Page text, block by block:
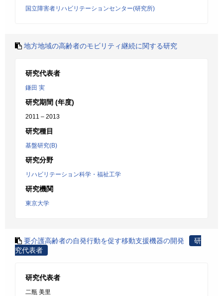
国立障害者リハビリテーションセンター(研究所)
地方地域の高齢者のモビリティ継続に関する研究
研究代表者
鎌田 実
研究期間 (年度)
2011 – 2013
研究種目
基盤研究(B)
研究分野
リハビリテーション科学・福祉工学
研究機関
東京大学
要介護高齢者の自発行動を促す移動支援機器の開発
研
究代表者
研究代表者
二瓶 美里